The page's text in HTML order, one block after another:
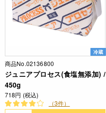
冷蔵
商品No.02136800
ジュニアプロセス(食塩無添加) /
450g
718円 (税込)
（3件）